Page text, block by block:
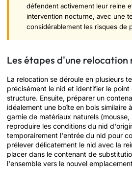
défendent activement leur reine
intervention nocturne, avec une
considérablement les risques de
Les étapes d'une relocation
La relocation se déroule en plusieurs
précisément le nid et identifier le
structure. Ensuite, préparer un
idéalement une boîte en bois similaire
garnie de matériaux naturels
reproduire les conditions du nid
temporairement l'entrée du nid pour
prélever délicatement le nid avec la
placer dans le contenant de
l'ensemble vers le nouvel